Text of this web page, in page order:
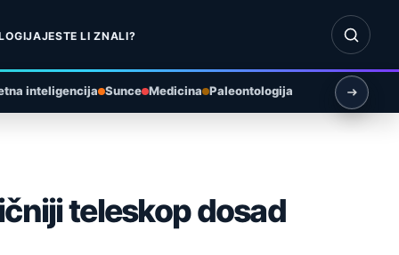
JESTE LI ZNALI?
Otvori
inteligencija Sunce Medicina Paleontologija
teleskop dosad